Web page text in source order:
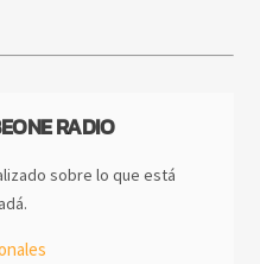
RADIO
sobre lo que está